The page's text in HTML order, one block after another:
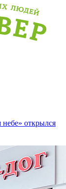
открылся